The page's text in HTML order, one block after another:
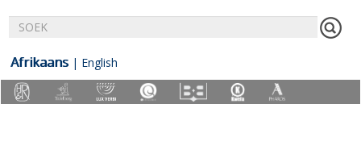
Afrikaans | English